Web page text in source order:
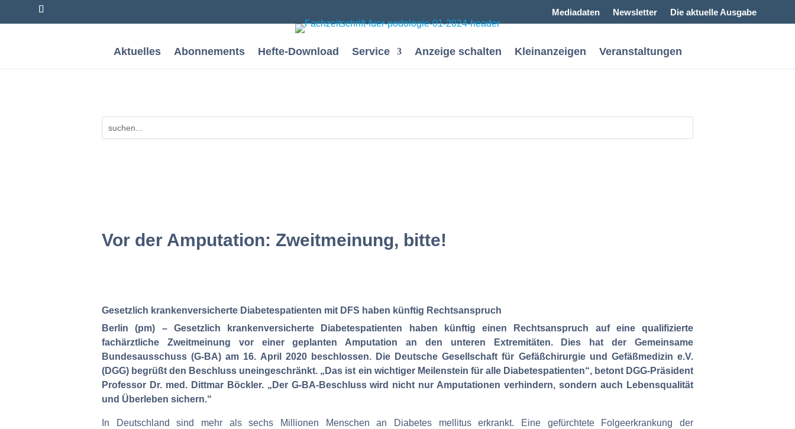
Mediadaten Newsletter Die aktuelle Ausgabe
Aktuelles Abonnements Hefte-Download Service Anzeige schalten Kleinanzeigen Veranstaltungen
Vor der Amputation: Zweitmeinung, bitte!
Gesetzlich krankenversicherte Diabetespatienten mit DFS haben künftig Rechtsanspruch
Berlin (pm) – Gesetzlich krankenversicherte Diabetespatienten haben künftig einen Rechtsanspruch auf eine qualifizierte
fachärztliche Zweitmeinung vor einer geplanten Amputation an den unteren Extremitäten. Dies hat der Gemeinsame
Bundesausschuss (G-BA) am 16. April 2020 beschlossen. Die Deutsche Gesellschaft für Gefäßchirurgie und Gefäßmedizin e.V.
(DGG) begrüßt den Beschluss uneingeschränkt. „Das ist ein wichtiger Meilenstein für alle Diabetespatienten“, betont DGG-Präsident
Professor Dr. med. Dittmar Böckler. „Der G-BA-Beschluss wird nicht nur Amputationen verhindern, sondern auch Lebensqualität
und Überleben sichern.“
In Deutschland sind mehr als sechs Millionen Menschen an Diabetes mellitus erkrankt. Eine gefürchtete Folgeerkrankung der